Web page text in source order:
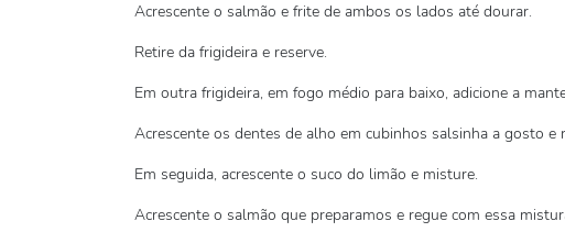
Acrescente o salmão e frite de ambos os lados até dourar.
Retire da frigideira e reserve.
Em outra frigideira, em fogo médio para baixo, adicione a
Acrescente os dentes de alho em cubinhos salsinha a gosto e
Em seguida, acrescente o suco do limão e misture.
Acrescente o salmão que preparamos e regue com essa